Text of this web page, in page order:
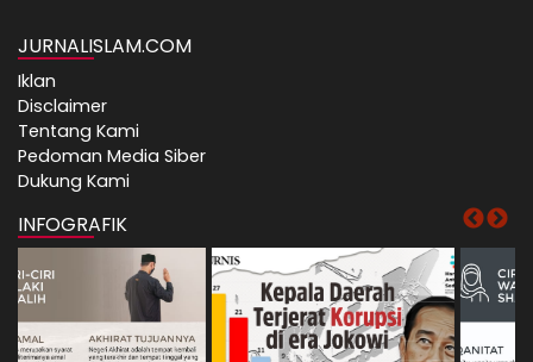
JURNALISLAM.COM
Iklan
Disclaimer
Tentang Kami
Pedoman Media Siber
Dukung Kami
INFOGRAFIK